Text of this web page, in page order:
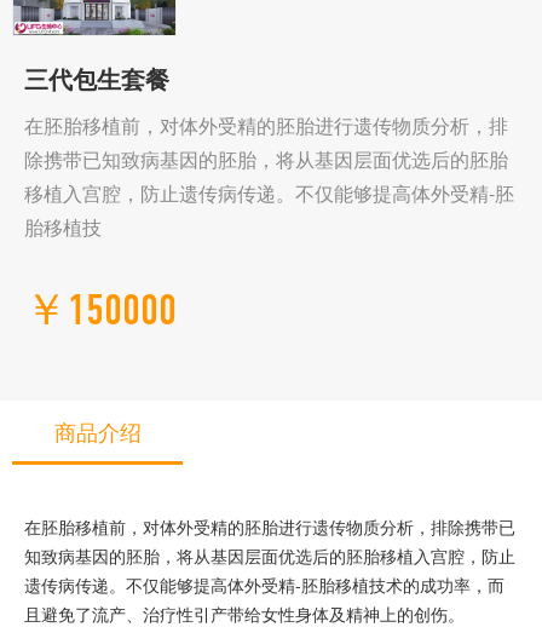
三代包生套餐
在胚胎移植前，对体外受精的胚胎进行遗传物质分析，排
除携带已知致病基因的胚胎，将从基因层面优选后的胚胎
移植入宫腔，防止遗传病传递。不仅能够提高体外受精-胚
胎移植技
￥150000
商品介绍
在胚胎移植前，对体外受精的胚胎进行遗传物质分析，排除携带已
知致病基因的胚胎，将从基因层面优选后的胚胎移植入宫腔，防止
遗传病传递。不仅能够提高体外受精-胚胎移植技术的成功率，而
且避免了流产、治疗性引产带给女性身体及精神上的创伤。